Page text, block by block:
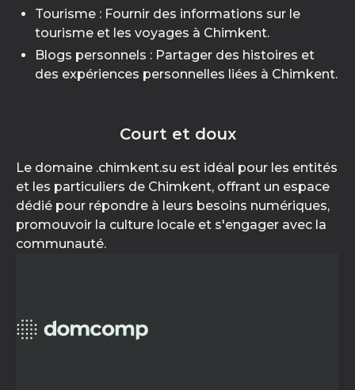
Tourisme : Fournir des informations sur le
tourisme et les voyages à Chimkent.
Blogs personnels : Partager des histoires et
des expériences personnelles liées à Chimkent.
Court et doux
Le domaine .chimkent.su est idéal pour les entités
et les particuliers de Chimkent, offrant un espace
dédié pour répondre à leurs besoins numériques,
promouvoir la culture locale et s'engager avec la
communauté.